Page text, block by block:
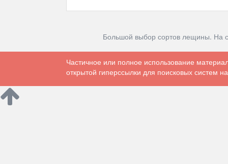
Большой выбор сортов лещины. На
Частичное или полное использование
открытой гиперссылки для поисковых систем